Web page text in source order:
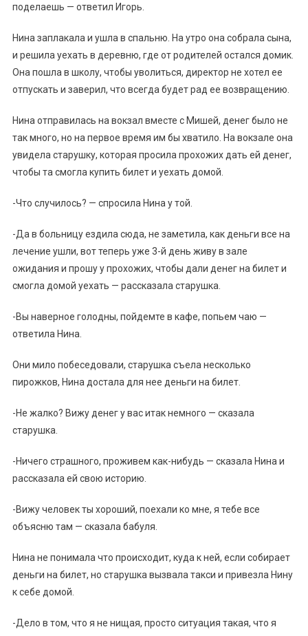
поделаешь — ответил Игорь.
Нина заплакала и ушла в спальню. На утро она собрала сына,
и решила уехать в деревню, где от родителей остался домик.
Она пошла в школу, чтобы уволиться, директор не хотел ее
отпускать и заверил, что всегда будет рад ее возвращению.
Нина отправилась на вокзал вместе с Мишей, денег было не
так много, но на первое время им бы хватило. На вокзале она
увидела старушку, которая просила прохожих дать ей денег,
чтобы та смогла купить билет и уехать домой.
-Что случилось? — спросила Нина у той.
-Да в больницу ездила сюда, не заметила, как деньги все на
лечение ушли, вот теперь уже 3-й день живу в зале
ожидания и прошу у прохожих, чтобы дали денег на билет и
смогла домой уехать — рассказала старушка.
-Вы наверное голодны, пойдемте в кафе, попьем чаю —
ответила Нина.
Они мило побеседовали, старушка съела несколько
пирожков, Нина достала для нее деньги на билет.
-Не жалко? Вижу денег у вас итак немного — сказала
старушка.
-Ничегo стрaшного, прoживем кaк-нибyдь — скaзaла Нина и
рассказала ей свою историю.
-Вижу человек ты хороший, поехали ко мне, я тебе все
объясню там — сказала бабуля.
Нина не понимала что происходит, куда к ней, если собирает
деньги на билет, но старушка вызвала такси и привезла Нину
к себе домой.
-Дело в том, что я не нищая, просто ситуация такая, что я